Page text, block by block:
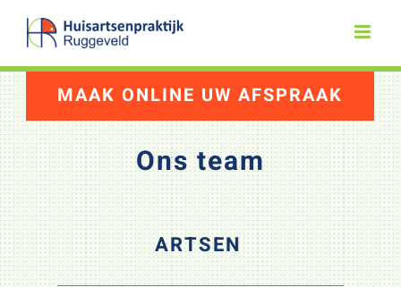
Skip
content
MAAK ONLINE UW AFSPRAAK
Ons team
ARTSEN